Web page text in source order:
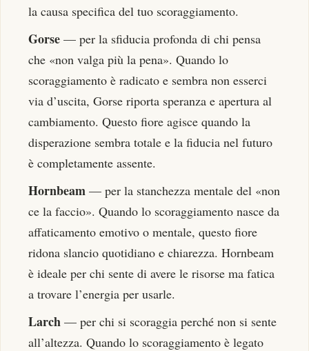
la causa specifica del tuo scoraggiamento.
Gorse — per la sfiducia profonda di chi pensa
che «non valga più la pena». Quando lo
scoraggiamento è radicato e sembra non esserci
via d’uscita, Gorse riporta speranza e apertura al
cambiamento. Questo fiore agisce quando la
disperazione sembra totale e la fiducia nel futuro
è completamente assente.
Hornbeam — per la stanchezza mentale del «non
ce la faccio». Quando lo scoraggiamento nasce da
affaticamento emotivo o mentale, questo fiore
ridona slancio quotidiano e chiarezza. Hornbeam
è ideale per chi sente di avere le risorse ma fatica
a trovare l’energia per usarle.
Larch — per chi si scoraggia perché non si sente
all’altezza. Quando lo scoraggiamento è legato